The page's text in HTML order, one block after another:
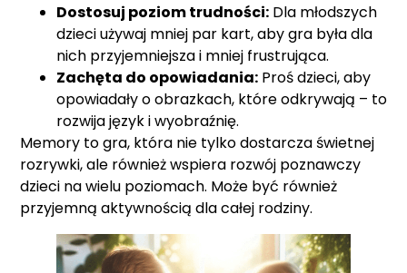
Dostosuj poziom trudności: Dla młodszych
dzieci używaj mniej par kart, aby gra była dla
nich przyjemniejsza i mniej frustrująca.
Zachęta do opowiadania: Proś dzieci, aby
opowiadały o obrazkach, które odkrywają – to
rozwija język i wyobraźnię.
Memory to gra, która nie tylko dostarcza świetnej
rozrywki, ale również wspiera rozwój poznawczy
dzieci na wielu poziomach. Może być również
przyjemną aktywnością dla całej rodziny.